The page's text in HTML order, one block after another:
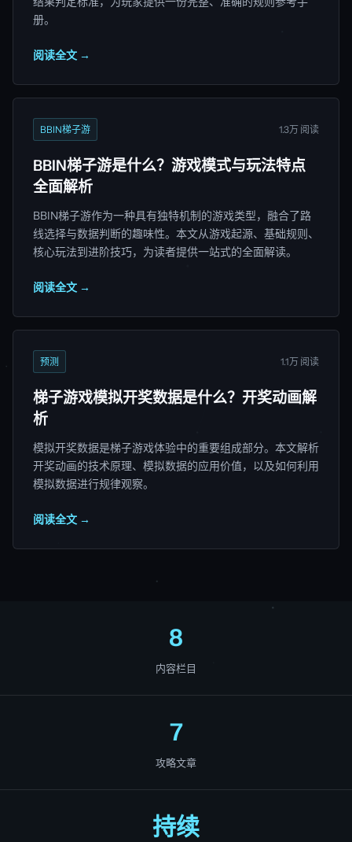
册。
阅读全文 →
BBIN梯子游 1.3万 阅读
BBIN梯子游是什么？游戏模式与玩法特点
全面解析
BBIN梯子游作为一种具有独特机制的游戏类型，融合了路
线选择与数据判断的趣味性。本文从游戏起源、基础规则、
核心玩法到进阶技巧，为读者提供一站式的全面解读。
阅读全文 →
预测 1.1万 阅读
梯子游戏模拟开奖数据是什么？开奖动画解
析
模拟开奖数据是梯子游戏体验中的重要组成部分。本文解析
开奖动画的技术原理、模拟数据的应用价值，以及如何利用
模拟数据进行规律观察。
阅读全文 →
8
内容栏目
7
攻略文章
持续